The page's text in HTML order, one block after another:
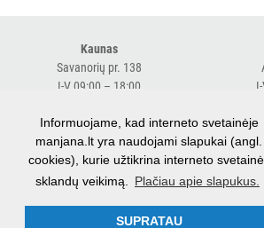
MAIŠAI
KITOS
PREKĖS
Kaunas
Savanorių pr. 138
I-V 09:00 – 18:00
expresskaunas@manjana.lt
Klaipėda
Baltijos pr. 26 B
+370 616 76501
Informuojame, kad interneto svetainėje
manjana.lt yra naudojami slapukai (angl.
cookies), kurie užtikrina interneto
sklandų veikimą.
Plačiau apie slapukus.
SUPRATAU